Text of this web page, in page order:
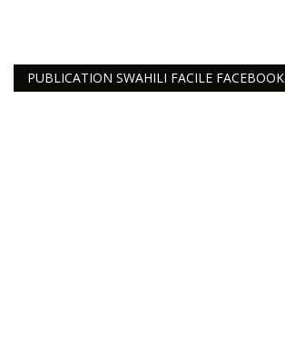
Français
PUBLICATION SWAHILI FACILE FACEBOOK